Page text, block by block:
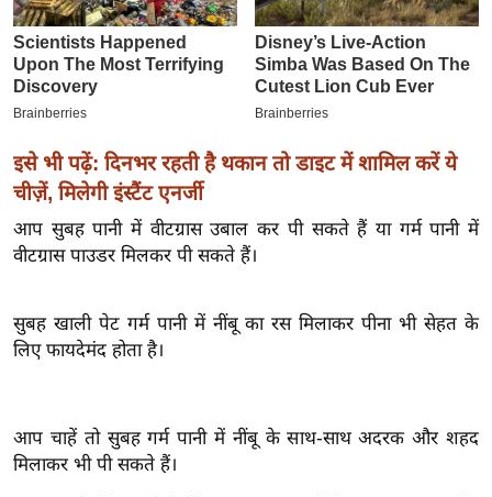
ल
श
ख्सि
य
यं
ग
इं
डि
सा
हि
ग
त
इसे भी पढ़ें: दिनभर रहती है थकान तो डाइट में शामिल करें ये
चीज़ें, मिलेगी इंस्टैंट एनर्जी
आप सुबह पानी में वीटग्रास उबाल कर पी सकते हैं या गर्म पानी में
वीटग्रास पाउडर मिलकर पी सकते हैं।
सुबह खाली पेट गर्म पानी में नींबू का रस मिलाकर पीना भी सेहत के
लिए फायदेमंद होता है।
आप चाहें तो सुबह गर्म पानी में नींबू के साथ-साथ अदरक और शहद
मिलाकर भी पी सकते हैं।